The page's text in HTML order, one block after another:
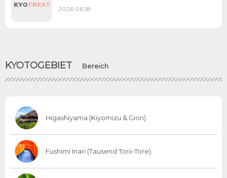
2026.06.18
KYOTOGEBIET Bereich
Higashiyama (Kiyomizu & Gion)
Fushimi Inari (Tausend Torii-Tore).